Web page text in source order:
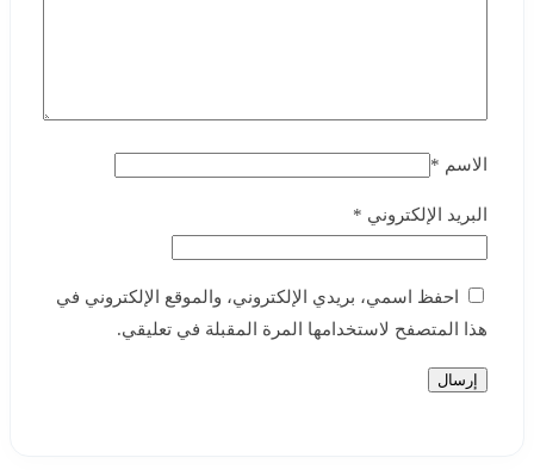
الاسم *
البريد الإلكتروني *
احفظ اسمي، بريدي الإلكتروني، والموقع الإلكتروني في
هذا المتصفح لاستخدامها المرة المقبلة في تعليقي.